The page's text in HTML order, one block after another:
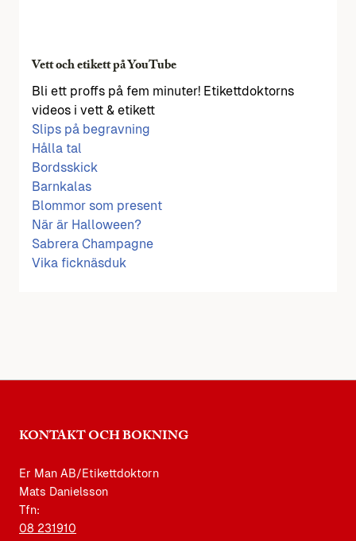
Vett och etikett på YouTube
Bli ett proffs på fem minuter! Etikettdoktorns
videos i vett & etikett
Slips på begravning
Hålla tal
Bordsskick
Barnkalas
Blommor som present
När är Halloween?
Sabrera Champagne
Vika ficknäsduk
KONTAKT OCH BOKNING
Er Man AB/Etikettdoktorn
Mats Danielsson
Tfn:
08 231910